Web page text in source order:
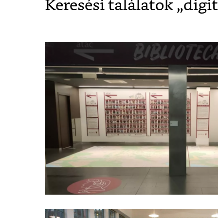
Keresési találatok „